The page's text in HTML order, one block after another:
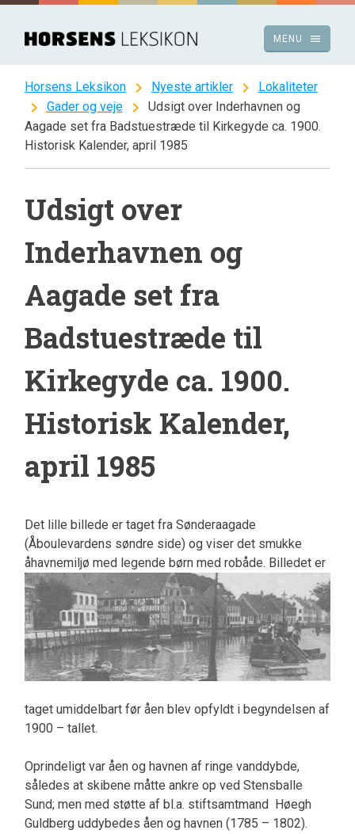
Spring
indhold
menu
MENU
Horsens Leksikon chevron_right Nyeste artikler chevron_right Lokaliteter
chevron_right Gader og veje chevron_right
Udsigt over Inderhavnen og
Aagade set fra Badstuestræde til Kirkegyde ca. 1900.
Historisk Kalender, april 1985
Udsigt over
Inderhavnen og
Aagade set fra
Badstuestræde til
Kirkegyde ca. 1900.
Historisk Kalender,
april 1985
Det lille billede er taget fra Sønderaagade
(Åboulevardens søndre side) og viser det smukke
åhavnemiljø med legende børn med robåde. Billedet er
taget umiddelbart før åen blev opfyldt i begyndelsen af
1900 – tallet.
Oprindeligt var åen og havnen af ringe vanddybde,
således at skibene måtte ankre op ved Stensballe
Sund; men med støtte af bl.a. stiftsamtmand Høegh
Guldberg uddybedes åen og havnen (1785 – 1802).